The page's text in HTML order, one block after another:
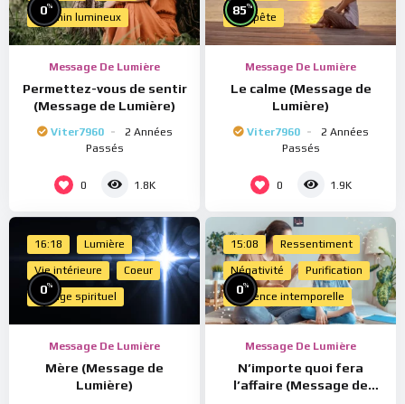
Chemin lumineux
0%
Message De Lumière
Permettez-vous de sentir
(Message de Lumière)
Viter7960
2 Années
Passés
0 1.8K
Tempête
85%
Message De Lumière
Le calme (Message de
Lumière)
Viter7960
2 Années
Passés
0 1.9K
16:18 Lumière
Vie intérieure Coeur
Voyage spirituel
0%
Message De Lumière
Mère (Message de
Lumière)
15:08 Ressentiment
Négativité Purification
Présence intemporelle
0%
Message De Lumière
N’importe quoi fera
l’affaire (Message de